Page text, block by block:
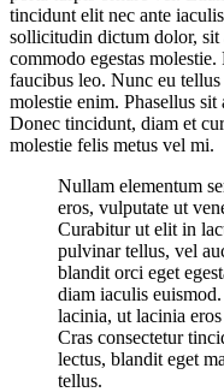
tincidunt elit nec ante
sollicitudin dictum dolor,
commodo egestas
faucibus leo. Nunc eu
molestie enim. Phasellus sit
Donec tincidunt, diam et
molestie felis metus vel mi.
Nullam elementum
eros, vulputate ut
Curabitur ut elit in
pulvinar tellus, vel
blandit orci eget
diam iaculis
lacinia, ut lacinia
Cras consectetur
lectus, blandit eget
tellus.